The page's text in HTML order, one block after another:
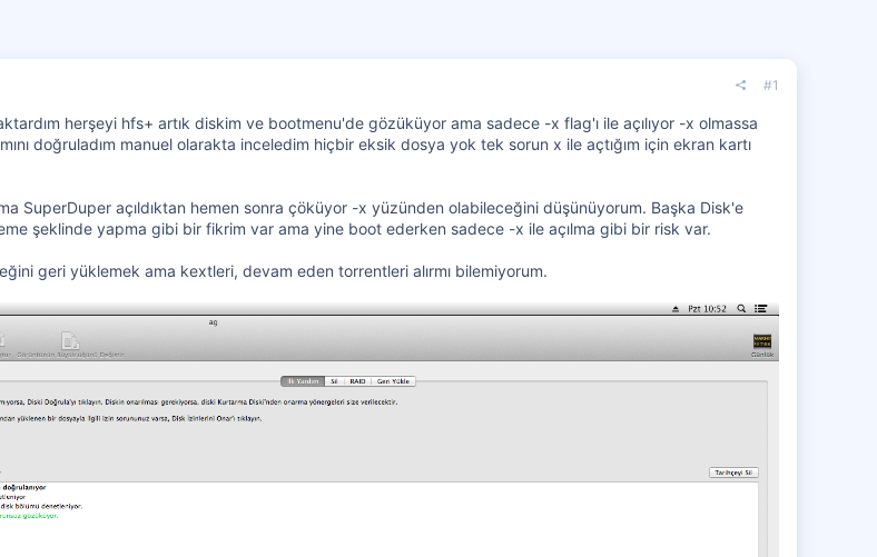
#1
herşeyi hfs+ artık diskim ve bootmenu'de gözüküyor ama sadece -x flag'ı ile açılıyor -x olmassa
doğruladım manuel olarakta inceledim hiçbir eksik dosya yok tek sorun x ile açtığım için ekran kartı
SuperDuper açıldıktan hemen sonra çöküyor -x yüzünden olabileceğini düşünüyorum. Başka Disk'e
şeklinde yapma gibi bir fikrim var ama yine boot ederken sadece -x ile açılma gibi bir risk var.
geri yüklemek ama kextleri, devam eden torrentleri alırmı bilemiyorum.